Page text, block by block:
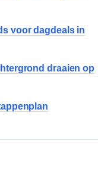
voor dagdeals in
draaien op